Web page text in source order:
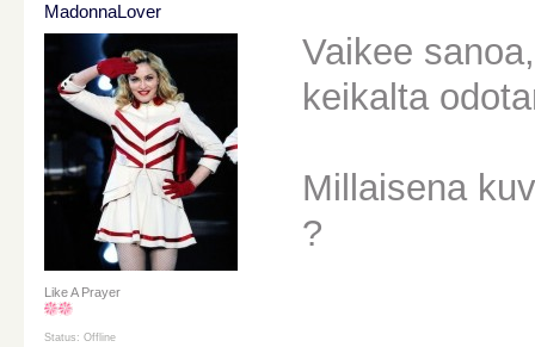
MadonnaLover
Like A Prayer
Status: Offline
Vaikee
keikalta
Millaisena
?